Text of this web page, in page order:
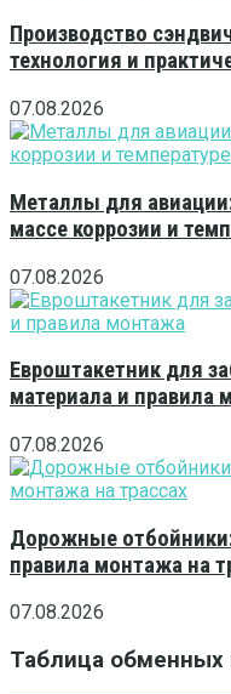
Производство
технология и
07.08.2026
Металлы для
массе коррозии и
07.08.2026
Евроштакетник для
материала и правила
07.08.2026
Дорожные
правила монтажа на
07.08.2026
Таблица обменных